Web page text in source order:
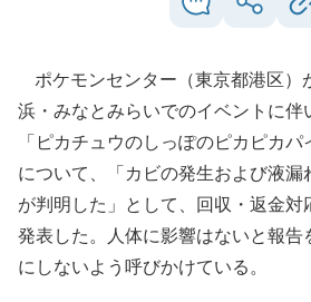
ポケモンセンター（東京都港区
浜・みなとみらいでのイベントに伴
「ピカチュウのしっぽのピカピカ
について、「カビの発生および液漏
が判明した」として、回収・返金
発表した。人体に影響はないと報告
にしないよう呼びかけている。